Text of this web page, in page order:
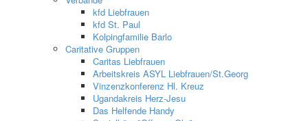
kfd Liebfrauen
kfd St. Paul
Kolpingfamilie Barlo
Caritative Gruppen
Caritas Liebfrauen
Arbeitskreis ASYL Liebfrauen/St.Georg
Vinzenzkonferenz Hl. Kreuz
Ugandakreis Herz-Jesu
Das Helfende Handy